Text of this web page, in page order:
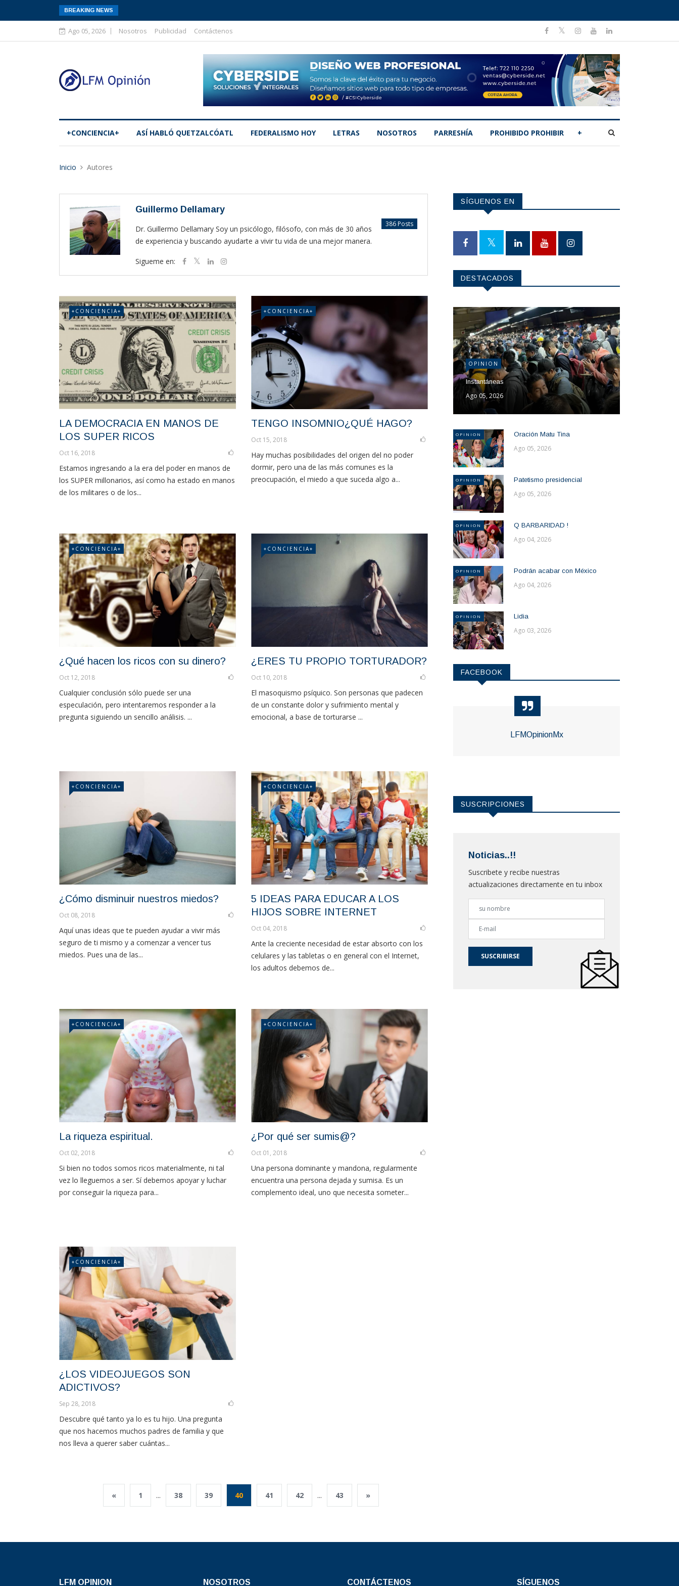
BREAKING NEWS
Ago 05, 2026 Nosotros Publicidad Contáctenos
+CONCIENCIA+ ASÍ­ HABLÓ QUETZALCÓATL FEDERALISMO HOY LETRAS NOSOTROS PARRESHÍA PROHIBIDO PROHIBIR +
Inicio Autores
Guillermo Dellamary
386 Posts
Dr. Guillermo Dellamary Soy un psicólogo, filósofo, con más de 30 años
de experiencia y buscando ayudarte a vivir tu vida de una mejor manera.
Sigueme en:
+CONCIENCIA+
LA DEMOCRACIA EN MANOS DE
LOS SUPER RICOS
Oct 16, 2018
Estamos ingresando a la era del poder en manos de
los SUPER millonarios, así como ha estado en manos
de los militares o de los...
+CONCIENCIA+
TENGO INSOMNIO¿QUÉ HAGO?
Oct 15, 2018
Hay muchas posibilidades del origen del no poder
dormir, pero una de las más comunes es la
preocupación, el miedo a que suceda algo a...
+CONCIENCIA+
¿Qué hacen los ricos con su dinero?
Oct 12, 2018
Cualquier conclusión sólo puede ser una
especulación, pero intentaremos responder a la
pregunta siguiendo un sencillo análisis. ...
+CONCIENCIA+
¿ERES TU PROPIO TORTURADOR?
Oct 10, 2018
El masoquismo psíquico. Son personas que padecen
de un constante dolor y sufrimiento mental y
emocional, a base de torturarse ...
+CONCIENCIA+
¿Cómo disminuir nuestros miedos?
Oct 08, 2018
Aquí unas ideas que te pueden ayudar a vivir más
seguro de ti mismo y a comenzar a vencer tus
miedos. Pues una de las...
+CONCIENCIA+
5 IDEAS PARA EDUCAR A LOS
HIJOS SOBRE INTERNET
Oct 04, 2018
Ante la creciente necesidad de estar absorto con los
celulares y las tabletas o en general con el Internet,
los adultos debemos de...
+CONCIENCIA+
La riqueza espiritual.
Oct 02, 2018
Si bien no todos somos ricos materialmente, ni tal
vez lo lleguemos a ser. Sí debemos apoyar y luchar
por conseguir la riqueza para...
+CONCIENCIA+
¿Por qué ser sumis@?
Oct 01, 2018
Una persona dominante y mandona, regularmente
encuentra una persona dejada y sumisa. Es un
complemento ideal, uno que necesita someter...
+CONCIENCIA+
¿LOS VIDEOJUEGOS SON
ADICTIVOS?
Sep 28, 2018
Descubre qué tanto ya lo es tu hijo. Una pregunta
que nos hacemos muchos padres de familia y que
nos lleva a querer saber cuántas...
« 1 ... 38 39 40 41 42 ... 43 »
SÍGUENOS EN
DESTACADOS
OPINION
Instantáneas
Ago 05, 2026
OPINION Oración Matu Tina
Ago 05, 2026
OPINION Patetismo presidencial
Ago 05, 2026
OPINION Q BARBARIDAD !
Ago 04, 2026
OPINION Podrán acabar con México
Ago 04, 2026
OPINION Lidia
Ago 03, 2026
FACEBOOK
LFMOpinionMx
SUSCRIPCIONES
Noticias..!!
Suscribete y recibe nuestras
actualizaciones directamente en tu inbox
SUSCRIBIRSE
LFM OPINION NOSOTROS CONTÁCTENOS SÍGUENOS